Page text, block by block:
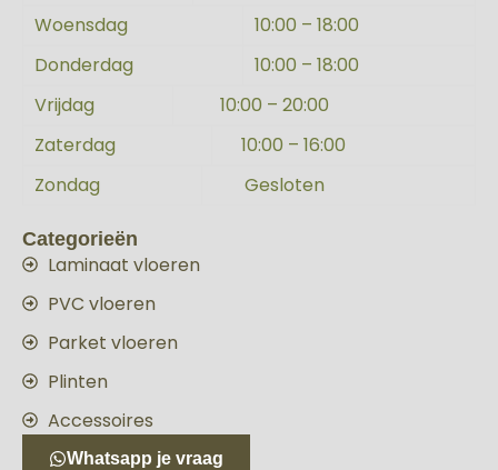
Woensdag
10:00 – 18:00
Donderdag
10:00 – 18:00
Vrijdag
10:00 – 20:00
Zaterdag
10:00 – 16:00
Zondag
Gesloten
Categorieën
Laminaat vloeren
PVC vloeren
Parket vloeren
Plinten
Accessoires
Whatsapp je vraag